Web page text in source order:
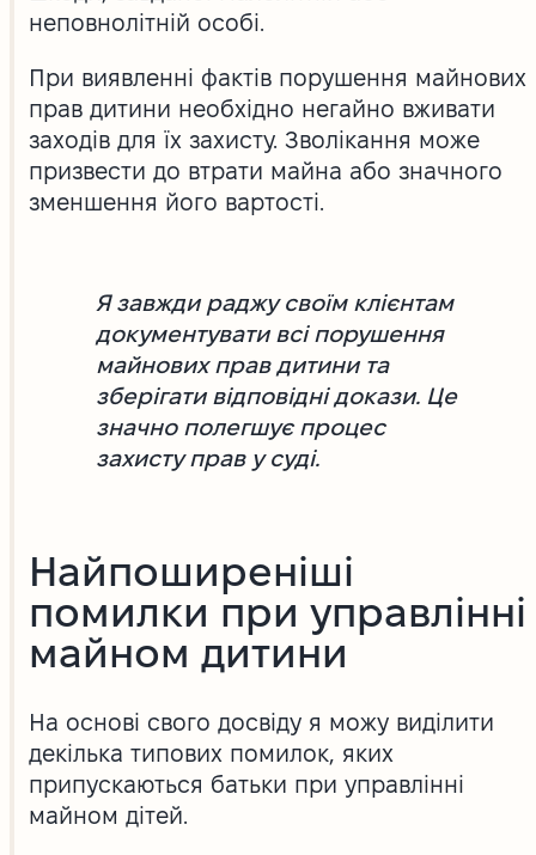
неповнолітній особі.
При виявленні фактів порушення майнових
прав дитини необхідно негайно вживати
заходів для їх захисту. Зволікання може
призвести до втрати майна або значного
зменшення його вартості.
Я завжди раджу своїм клієнтам
документувати всі порушення
майнових прав дитини та
зберігати відповідні докази. Це
значно полегшує процес
захисту прав у суді.
Найпоширеніші
помилки при управлінні
майном дитини
На основі свого досвіду я можу виділити
декілька типових помилок, яких
припускаються батьки при управлінні
майном дітей.